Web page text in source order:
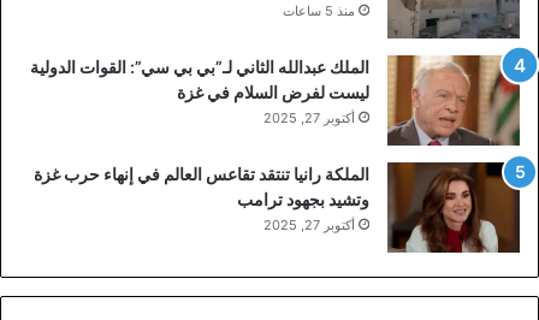
منذ 5 ساعات
الملك عبدالله الثاني لـ”بي بي سي”: القوات الدولية
ليست لفرض السلام في غزة
أكتوبر 27, 2025
الملكة رانيا تنتقد تقاعس العالم في إنهاء حرب غزة
وتشيد بجهود ترامب
أكتوبر 27, 2025